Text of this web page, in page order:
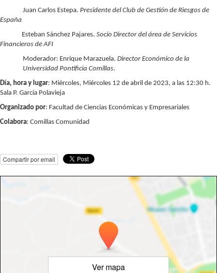
Juan Carlos Estepa.Presidente del Club de Gestión de Riesgos de
España
Esteban Sánchez Pajares. Socio Director del área de Servicios
Financieros de AFI
Moderador: Enrique Marazuela. Director Económico de la
Universidad Pontificia Comillas.
Día, hora y lugar: Miércoles, Miércoles 12 de abril de 2023, a las 12:30 h.
Sala P. García Polavieja
Organizado por: Facultad de Ciencias Económicas y Empresariales
Colabora: Comillas Comunidad
Compartir por email
Ver mapa